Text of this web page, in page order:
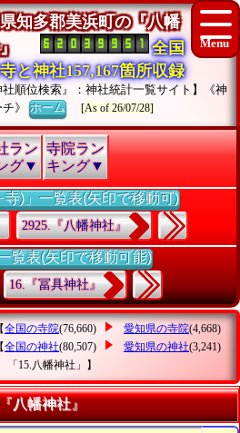
知多郡美浜町の『八幡
』
全国
と神社157,167箇所収録
社順位検索』：神社統計一覧サイト】《神
チ》ホーム [As of 26/07/28]
ラン
グ▼
寺院ラン
キング▼
)」一覧表(矢印で移動可)
2925.『八幡神社』
覧表(矢印で移動可能)
16.『冨具神社』
全国の寺院(76,660) 愛知県の寺院(4,668)
全国の神社(80,507) 愛知県の神社(3,241)
「15.八幡神社」 】
八幡神社』